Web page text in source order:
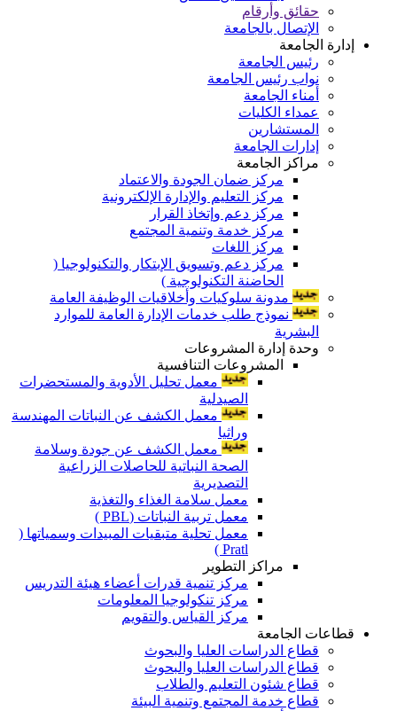
حقائق وأرقام
الإتصال بالجامعة
إدارة الجامعة
رئيس الجامعة
نواب رئيس الجامعة
أمناء الجامعة
عمداء الكليات
المستشارين
إدارات الجامعة
مراكز الجامعة
مركز ضمان الجودة والاعتماد
مركز التعليم والإدارة الإلكترونية
مركز دعم وإتخاذ القرار
مركز خدمة وتنمية المجتمع
مركز اللغات
مركز دعم وتسويق الإبتكار والتكنولوجيا (
الحاضنة التكنولوجية )
مدونة سلوكيات وأخلاقيات الوظيفة العامة
نموذج طلب خدمات الإدارة العامة للموارد
البشرية
وحدة إدارة المشروعات
المشروعات التنافسية
معمل تحليل الأدوية والمستحضرات
الصيدلية
معمل الكشف عن النباتات المهندسة
وراثيا
معمل الكشف عن جودة وسلامة
الصحة النباتية للحاصلات الزراعية
التصديرية
معمل سلامة الغذاء والتغذية
معمل تربية النباتات (PBL )
معمل تحلية متبقيات المبيدات وسمياتها (
Pratl )
مراكز التطوير
مركز تنمية قدرات أعضاء هيئة التدريس
مركز تنكولوجيا المعلومات
مركز القياس والتقويم
قطاعات الجامعة
قطاع الدراسات العليا والبحوث
قطاع الدراسات العليا والبحوث
قطاع شئون التعليم والطلاب
قطاع خدمة المجتمع وتنمية البيئة